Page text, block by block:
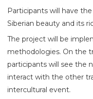
Participants will have
Siberian beauty and its
The project will be
methodologies. On the
participants will see the
interact with the other
intercultural event.